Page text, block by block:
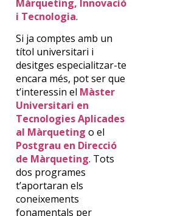
Màrqueting, Innovació
i Tecnologia.
Si ja comptes amb un
títol universitari i
desitges especialitzar-te
encara més, pot ser que
t’interessin el Màster
Universitari en
Tecnologies Aplicades
al Màrqueting o el
Postgrau en Direcció
de Màrqueting. Tots
dos programes
t’aportaran els
coneixements
fonamentals per